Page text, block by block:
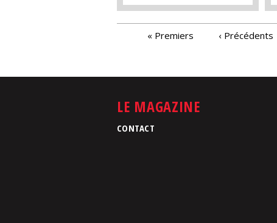
PAGES« Premiers ‹ Précédents
LE MAGAZINE
CONTACT